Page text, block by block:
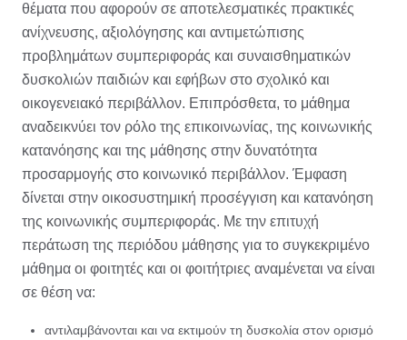
θέματα που αφορούν σε αποτελεσματικές πρακτικές
ανίχνευσης, αξιολόγησης και αντιμετώπισης
προβλημάτων συμπεριφοράς και συναισθηματικών
δυσκολιών παιδιών και εφήβων στο σχολικό και
οικογενειακό περιβάλλον. Επιπρόσθετα, το μάθημα
αναδεικνύει τον ρόλο της επικοινωνίας, της κοινωνικής
κατανόησης και της μάθησης στην δυνατότητα
προσαρμογής στο κοινωνικό περιβάλλον. Έμφαση
δίνεται στην οικοσυστημική προσέγγιση και κατανόηση
της κοινωνικής συμπεριφοράς. Με την επιτυχή
περάτωση της περιόδου μάθησης για το συγκεκριμένο
μάθημα οι φοιτητές και οι φοιτήτριες αναμένεται να είναι
σε θέση να:
αντιλαμβάνονται και να εκτιμούν τη δυσκολία στον ορισμό